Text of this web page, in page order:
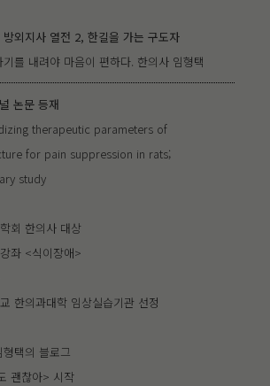
방외지사 열전 2, 한길을 가는 구도자
기를 내려야 마음이 편하다. 한의사 임형택
논문 등재
therapeutic parameters of
for pain suppression in rats;
study
회 한의사 대상
좌 <식이장애>
한의과대학 임상실습기관 선정
택의 블로그
괜찮아> 시작